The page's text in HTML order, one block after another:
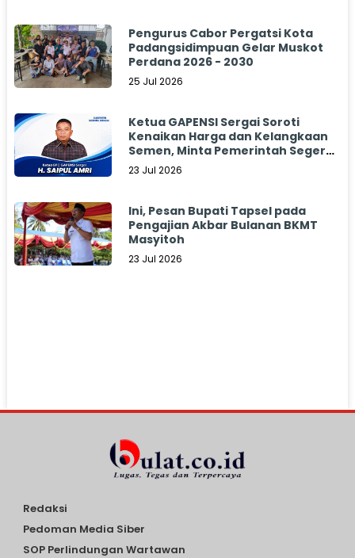
Pengurus Cabor Pergatsi Kota
Padangsidimpuan Gelar Muskot
Perdana 2026 - 2030
25 Jul 2026
Ketua GAPENSI Sergai Soroti
Kenaikan Harga dan Kelangkaan
Semen, Minta Pemerintah Segera
Bertindak
23 Jul 2026
Ini, Pesan Bupati Tapsel pada
Pengajian Akbar Bulanan BKMT
Masyitoh
23 Jul 2026
Redaksi
Pedoman Media Siber
SOP Perlindungan Wartawan